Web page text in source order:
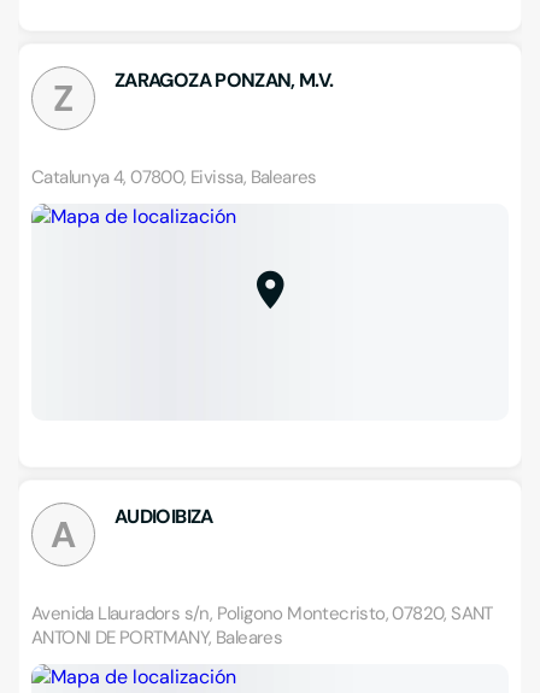
Z ZARAGOZA PONZAN, M.V.
Catalunya 4, 07800, Eivissa, Baleares
A AUDIOIBIZA
Avenida Llauradors s/n, Poligono Montecristo, 07820, SANT
ANTONI DE PORTMANY, Baleares